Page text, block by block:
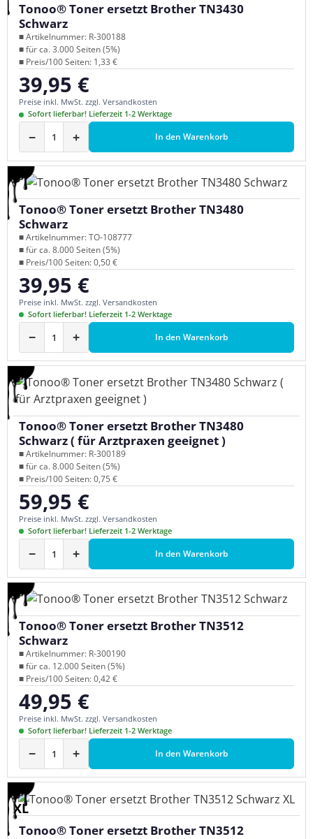
Tonoo® Toner ersetzt Brother TN3430
Schwarz
■ Artikelnummer: R-300188
■ für ca. 3.000 Seiten (5%)
■ Preis/100 Seiten: 1,33 €
Regulärer Preis:
39,95 €
Preise inkl. MwSt. zzgl. Versandkosten
Sofort lieferbar! Lieferzeit 1-2 Werktage
− + In den Warenkorb
Tonoo® Toner ersetzt Brother TN3480
Schwarz
■ Artikelnummer: TO-108777
■ für ca. 8.000 Seiten (5%)
■ Preis/100 Seiten: 0,50 €
Regulärer Preis:
39,95 €
Preise inkl. MwSt. zzgl. Versandkosten
Sofort lieferbar! Lieferzeit 1-2 Werktage
− + In den Warenkorb
Tonoo® Toner ersetzt Brother TN3480
Schwarz ( für Arztpraxen geeignet )
■ Artikelnummer: R-300189
■ für ca. 8.000 Seiten (5%)
■ Preis/100 Seiten: 0,75 €
Regulärer Preis:
59,95 €
Preise inkl. MwSt. zzgl. Versandkosten
Sofort lieferbar! Lieferzeit 1-2 Werktage
− + In den Warenkorb
Tonoo® Toner ersetzt Brother TN3512
Schwarz
■ Artikelnummer: R-300190
■ für ca. 12.000 Seiten (5%)
■ Preis/100 Seiten: 0,42 €
Regulärer Preis:
49,95 €
Preise inkl. MwSt. zzgl. Versandkosten
Sofort lieferbar! Lieferzeit 1-2 Werktage
− + In den Warenkorb
XL
Tonoo® Toner ersetzt Brother TN3512